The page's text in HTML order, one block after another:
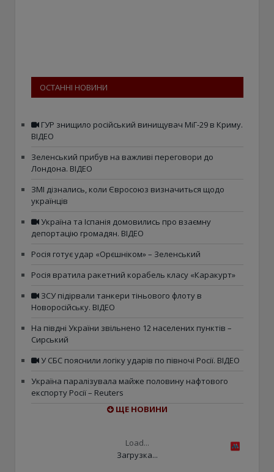
ОСТАННІ НОВИНИ
ГУР знищило російський винищувач МіГ-29 в Криму.
ВІДЕО
Зеленський прибув на важливі переговори до
Лондона. ВІДЕО
ЗМІ дізнались, коли Євросоюз визначиться щодо
українців
Україна та Іспанія домовились про взаємну
депортацію громадян. ВІДЕО
Росія готує удар «Орєшніком» – Зеленський
Росія вратила ракетний корабель класу «Каракурт»
ЗСУ підірвали танкери тіньового флоту в
Новоросійську. ВІДЕО
На півдні України звільнено 12 населених пунктів –
Сирський
У СБС пояснили логіку ударів по півночі Росії. ВІДЕО
Україна паралізувала майже половину нафтового
експорту Росії – Reuters
ЩЕ НОВИНИ
Load...
Загрузка...